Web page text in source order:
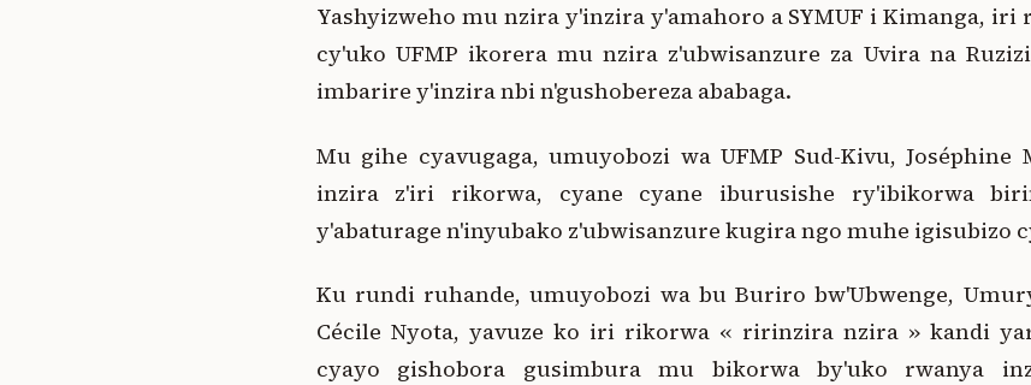
Yashyizweho mu nzira y'inzira y'amahoro a SYMUF i Kimanga,
cy'uko UFMP ikorera mu nzira z'ubwisanzure za Uvira na
imbarire y'inzira nbi n'gushobereza ababaga.
Mu gihe cyavugaga, umuyobozi wa UFMP Sud-Kivu, Joséphine
inzira z'iri rikorwa, cyane cyane iburusishe ry'ibikorwa
y'abaturage n'inyubako z'ubwisanzure kugira ngo muhe igisubizo
Ku rundi ruhande, umuyobozi wa bu Buriro bw'Ubwenge,
Cécile Nyota, yavuze ko iri rikorwa « ririnzira nzira » kandi
cyayo gishobora gusimbura mu bikorwa by'uko rwanya